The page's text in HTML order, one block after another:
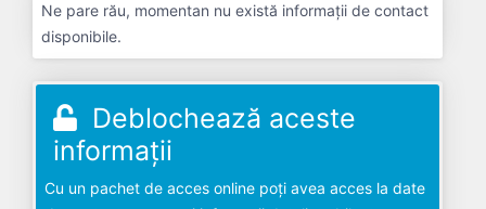
Ne pare rău, momentan nu există informații de contact
disponibile.
Deblochează aceste
informații
Cu un pachet de acces online poți avea acces la date